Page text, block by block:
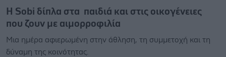
Η Sobi δίπλα στα παιδιά και στις οικογένειες
που ζουν με αιμορροφιλία
Μια ημέρα αφιερωμένη στην άθληση, τη συμμετοχή και τη
δύναμη της κοινότητας.